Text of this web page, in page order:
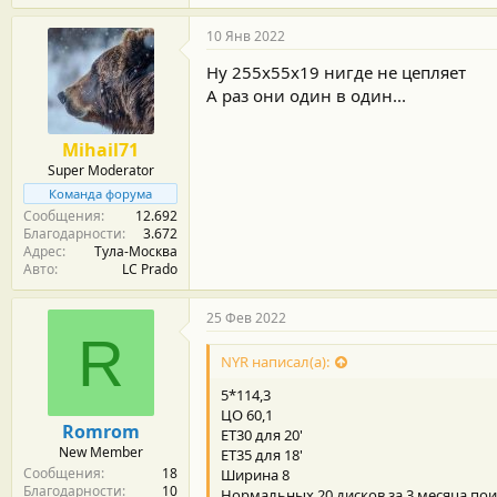
Mihail71
Super Moderator
Команда форума
Сообщения
12.692
Благодарности
3.672
Адрес
Тула-Москва
Авто
LC Prado
10 Янв 2022
Ну 255х55х19 нигде не цепляет
А раз они один в один...
R
Romrom
New Member
Сообщения
18
Благодарности
10
25 Фев 2022
NYR написал(а):
5*114,3
ЦО 60,1
ЕТ30 для 20'
ЕТ35 для 18'
Ширина 8